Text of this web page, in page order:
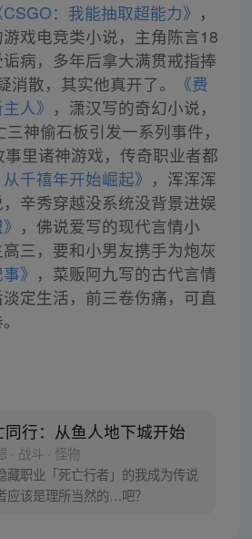
CSGO：我能抽取超能力》 ，
戏电竞类小说，主角陈言18
病，多年后拿大满贯戒指捧
消散，其实他真开了。
《费
人》 ，潇汉写的奇幻小说，
神偷石板引发一系列事件，
里诸神游戏，传奇职业者都
从千禧年开始崛起》 ，浑浑浑
辛秀穿越没系统没背景进娱
，佛说爱写的现代言情小
三，要和小男友携手为炮灰
》 ，菜贩阿九写的古代言情
定生活，前三卷伤痛，可直
同行：从鱼人地下城开始
· 战斗 · 怪物
藏职业「死亡行者」的我成为传说
应该是理所当然的…吧？